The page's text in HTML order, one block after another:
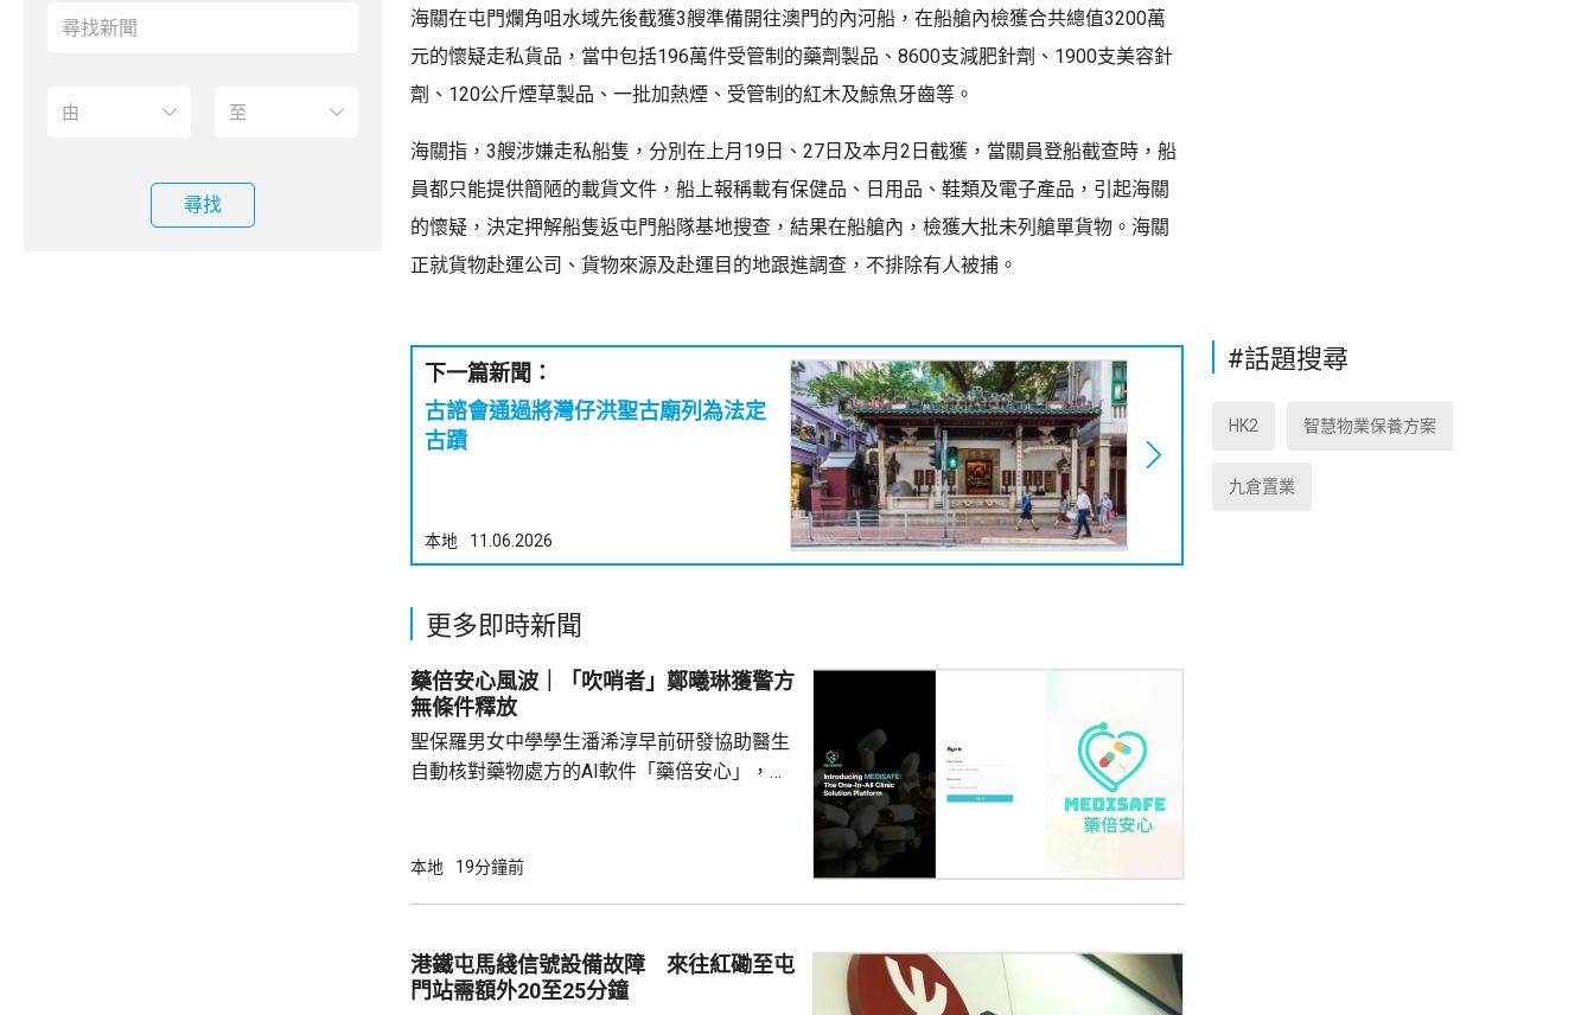
尋找
海關在屯門爛角咀水域先後截獲3艘準備開往澳門的內河船，在船艙內檢獲合共總值3200萬
元的懷疑走私貨品，當中包括196萬件受管制的藥劑製品、8600支減肥針劑、1900支美容針
劑、120公斤煙草製品、一批加熱煙、受管制的紅木及鯨魚牙齒等。
海關指，3艘涉嫌走私船隻，分別在上月19日、27日及本月2日截獲，當關員登船截查時，船
員都只能提供簡陋的載貨文件，船上報稱載有保健品、日用品、鞋類及電子產品，引起海關
的懷疑，決定押解船隻返屯門船隊基地搜查，結果在船艙內，檢獲大批未列艙單貨物。海關
正就貨物赴運公司、貨物來源及赴運目的地跟進調查，不排除有人被捕。
下一篇新聞：
古諮會通過將灣仔洪聖古廟列為法定
古蹟
本地 11.06.2026
更多即時新聞
藥倍安心風波｜「吹哨者」鄭曦琳獲警方
無條件釋放
聖保羅男女中學學生潘浠淳早前研發協助醫生
自動核對藥物處方的AI軟件「藥倍安心」，去
意下披露個人資料並造成指明傷害，被警方拘
本地 19分鐘前
港鐵屯馬綫信號設備故障 來往紅磡至屯
門站需額外20至25分鐘
#話題搜尋
HK2 智慧物業保養方案
九倉置業